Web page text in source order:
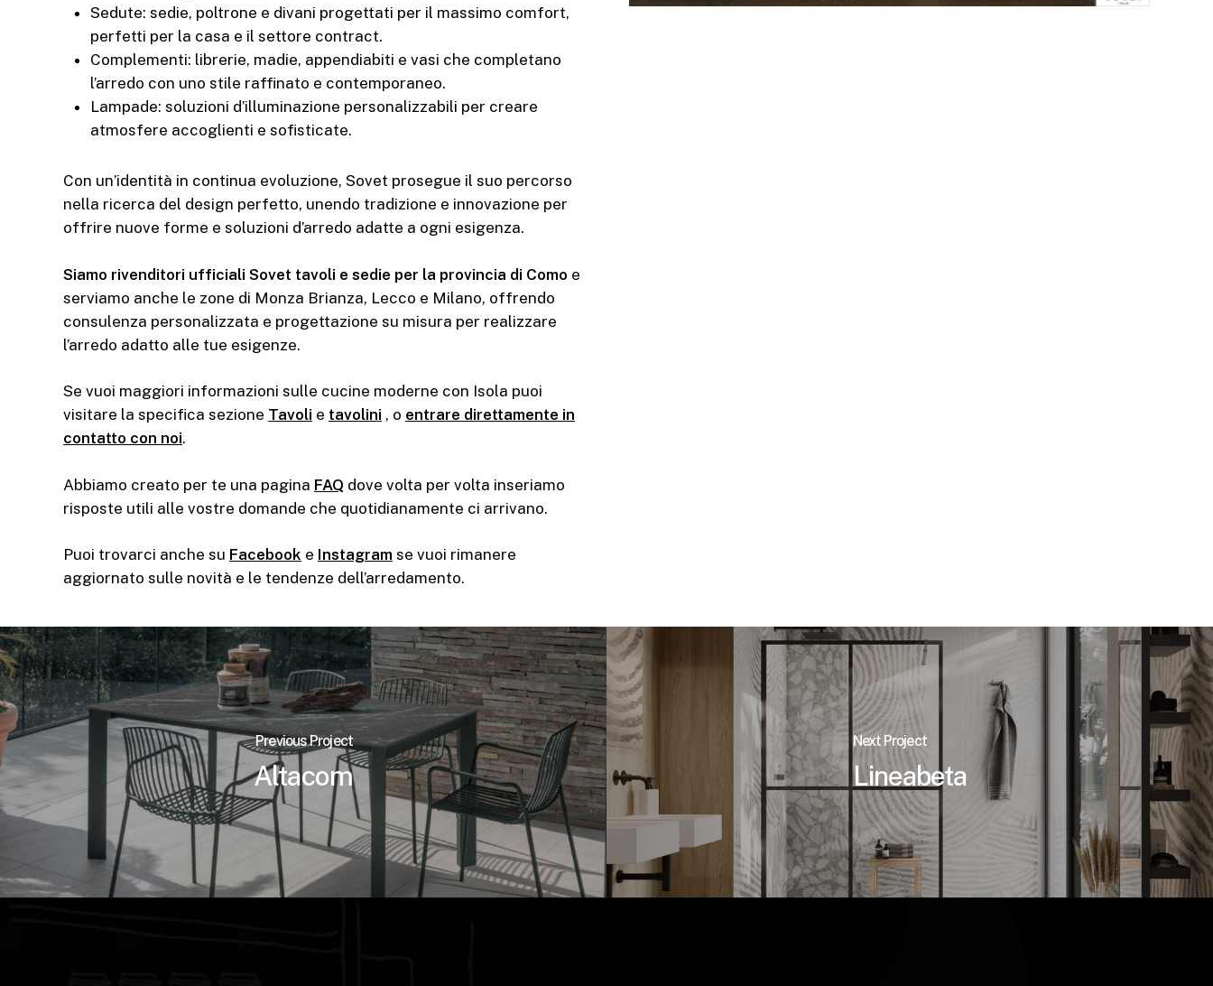
Sedute: sedie, poltrone e divani progettati per il massimo comfort,
perfetti per la casa e il settore contract.
Complementi: librerie, madie, appendiabiti e vasi che completano
l’arredo con uno stile raffinato e contemporaneo.
Lampade: soluzioni d’illuminazione personalizzabili per creare
atmosfere accoglienti e sofisticate.
Con un’identità in continua evoluzione, Sovet prosegue il suo percorso
nella ricerca del design perfetto, unendo tradizione e innovazione per
offrire nuove forme e soluzioni d’arredo adatte a ogni esigenza.
Siamo rivenditori ufficiali Sovet tavoli e sedie per la provincia di Como e
serviamo anche le zone di Monza Brianza, Lecco e Milano, offrendo
consulenza personalizzata e progettazione su misura per realizzare
l’arredo adatto alle tue esigenze.
Se vuoi maggiori informazioni sulle cucine moderne con Isola puoi
visitare la specifica sezione Tavoli e tavolini , o entrare direttamente in
contatto con noi.
Abbiamo creato per te una pagina FAQ dove volta per volta inseriamo
risposte utili alle vostre domande che quotidianamente ci arrivano.
Puoi trovarci anche su Facebook e Instagram se vuoi rimanere
aggiornato sulle novità e le tendenze dell’arredamento.
Previous Project
Altacom
Next Project
Lineabeta